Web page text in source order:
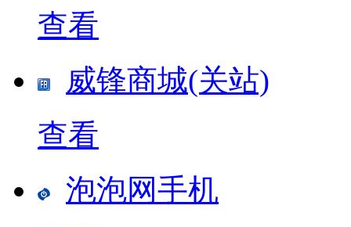
查看
威锋商城(关站)
查看
泡泡网手机